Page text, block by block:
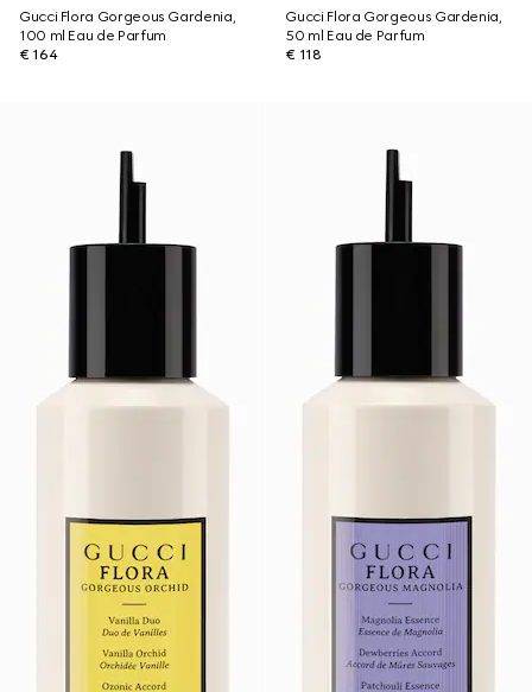
Gucci Flora Gorgeous Gardenia,
100 ml Eau de Parfum
€ 164
Gucci Flora Gorgeous Gardenia,
50 ml Eau de Parfum
€ 118